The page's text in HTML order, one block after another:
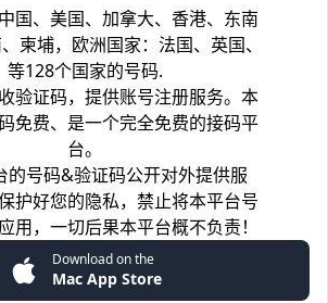
国、美国、加拿大、香港、东南
柬埔，欧洲国家：法国、英国、
等128个国家的号码.
验证码，提供账号注册服务。本
免费、是一个完全免费的接码平
台。
的号码&验证码公开对外提供服
护好您的隐私，禁止将本平台号
用，一切后果本平台概不负责！
Download on the
Mac App Store